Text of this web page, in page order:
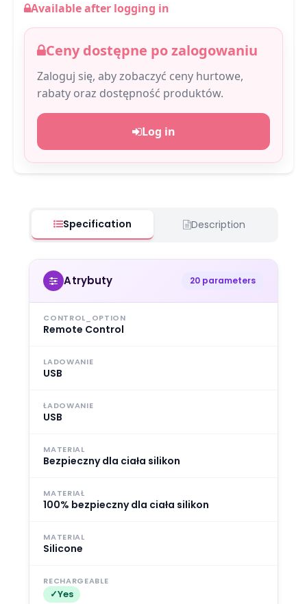
Available after logging in
Ceny dostępne po zalogowaniu
Zaloguj się, aby zobaczyć ceny hurtowe,
rabaty oraz dostępność produktów.
Log in
Specification Description
Atrybuty 20 parameters
CONTROL_OPTION
Remote Control
LADOWANIE
USB
ŁADOWANIE
USB
MATERIAL
Bezpieczny dla ciała silikon
MATERIAŁ
100% bezpieczny dla ciała silikon
MATERIAL
Silicone
RECHARGEABLE
Yes